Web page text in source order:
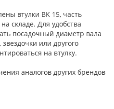
втулки BK 15, часть
складе. Для удобства
посадочный диаметр вала
или другого
на втулку.
аналогов других брендов